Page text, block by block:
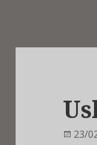
23/